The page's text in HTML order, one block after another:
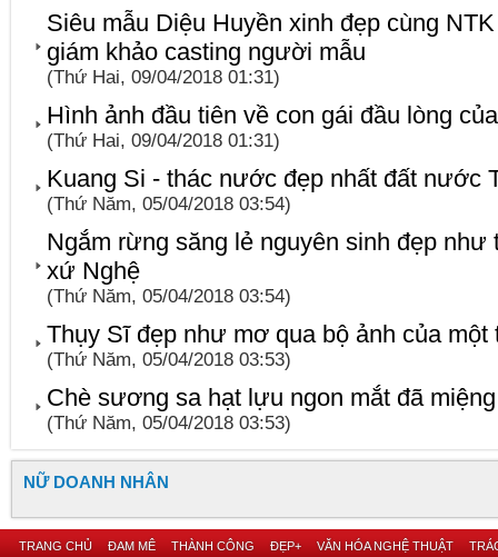
Siêu mẫu Diệu Huyền xinh đẹp cùng
giám khảo casting người mẫu
(Thứ Hai, 09/04/2018 01:31)
Hình ảnh đầu tiên về con gái đầu lòng
(Thứ Hai, 09/04/2018 01:31)
Kuang Si - thác nước đẹp nhất đất nước
(Thứ Năm, 05/04/2018 03:54)
Ngắm rừng săng lẻ nguyên sinh đẹp như
xứ Nghệ
(Thứ Năm, 05/04/2018 03:54)
Thụy Sĩ đẹp như mơ qua bộ ảnh của một
(Thứ Năm, 05/04/2018 03:53)
Chè sương sa hạt lựu ngon mắt đã
(Thứ Năm, 05/04/2018 03:53)
NỮ DOANH NHÂN
TRANG CHỦ ĐAM MÊ THÀNH CÔNG ĐẸP+ VĂN HÓA NGHỆ THUẬT